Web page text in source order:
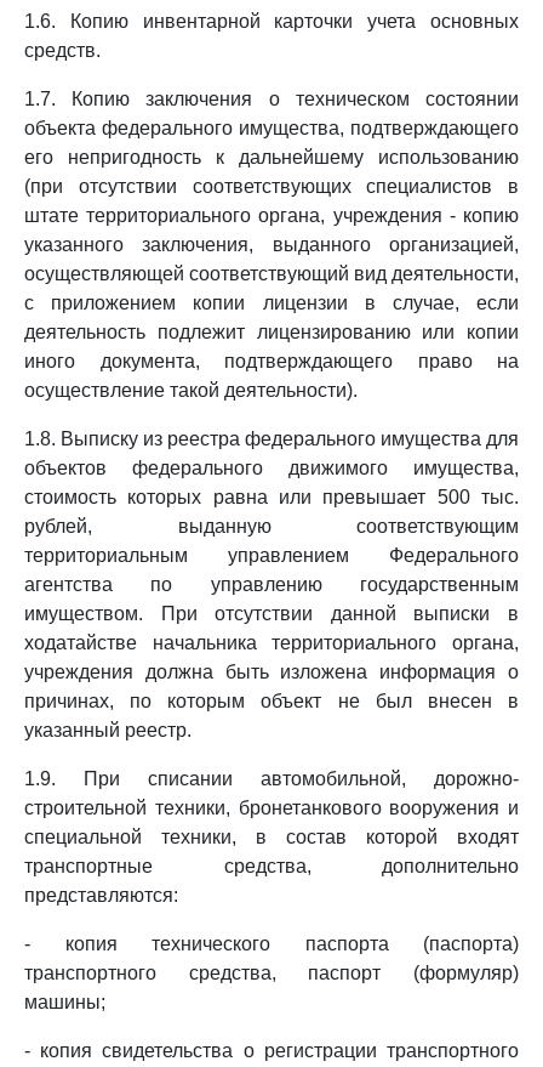
1.6. Копию инвентарной карточки учета основных
средств.
1.7. Копию заключения о техническом состоянии
объекта федерального имущества, подтверждающего
его непригодность к дальнейшему использованию
(при отсутствии соответствующих специалистов в
штате территориального органа, учреждения - копию
указанного заключения, выданного организацией,
осуществляющей соответствующий вид деятельности,
с приложением копии лицензии в случае, если
деятельность подлежит лицензированию или копии
иного документа, подтверждающего право на
осуществление такой деятельности).
1.8. Выписку из реестра федерального имущества для
объектов федерального движимого имущества,
стоимость которых равна или превышает 500 тыс.
рублей, выданную соответствующим
территориальным управлением Федерального
агентства по управлению государственным
имуществом. При отсутствии данной выписки в
ходатайстве начальника территориального органа,
учреждения должна быть изложена информация о
причинах, по которым объект не был внесен в
указанный реестр.
1.9. При списании автомобильной, дорожно-
строительной техники, бронетанкового вооружения и
специальной техники, в состав которой входят
транспортные средства, дополнительно
представляются:
- копия технического паспорта (паспорта)
транспортного средства, паспорт (формуляр)
машины;
- копия свидетельства о регистрации транспортного